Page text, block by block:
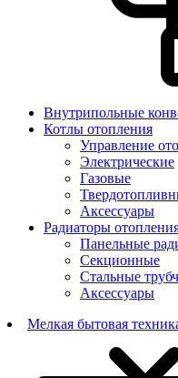
Внутрипольные
Котлы отопления
Управление
Электрические
Газовые
Аксессуары
Радиаторы
Панельные
Секционные
Стальные
Аксессуары
Мелкая бытовая